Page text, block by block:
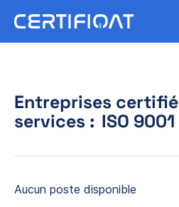
Entreprises
services : ISO 9001
Aucun poste disponible